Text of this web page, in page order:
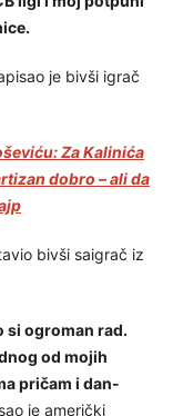
je bivši igrač
Za Kalinića
dobro – ali da
bivši saigrač iz
si ogroman rad.
od mojih
pričam i dan-
je američki